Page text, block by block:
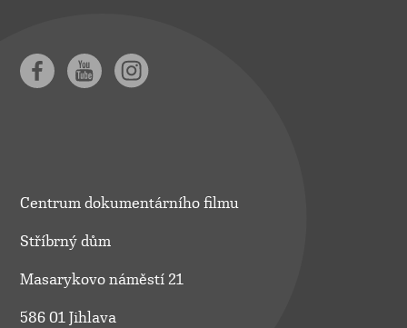
Centrum dokumentárního filmu
Stříbrný dům
Masarykovo náměstí 21
586 01 Jihlava